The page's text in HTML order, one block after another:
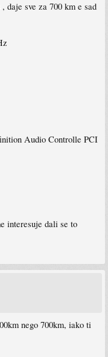
daje sve za 700 km e sad
Audio Controlle PCI
interesuje dali se to
nego 700km, iako ti